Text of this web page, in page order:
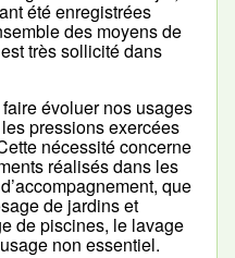
été enregistrées
des moyens de
très sollicité dans
évoluer nos usages
pressions exercées
nécessité concerne
réalisés dans les
que
de jardins et
de piscines, le lavage
non essentiel.